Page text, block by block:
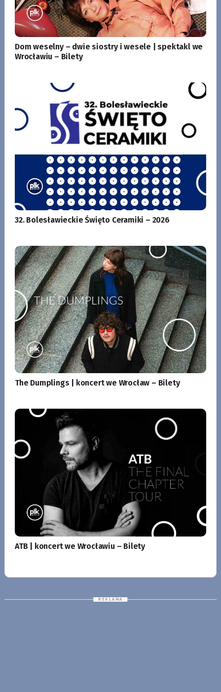
Dom weselny – dwie siostry i wesele | spektakl we
Wrocławiu – Bilety
32. Bolesławieckie Święto Ceramiki – 2026
The Dumplings | koncert we Wrocław – Bilety
ATB | koncert we Wrocławiu – Bilety